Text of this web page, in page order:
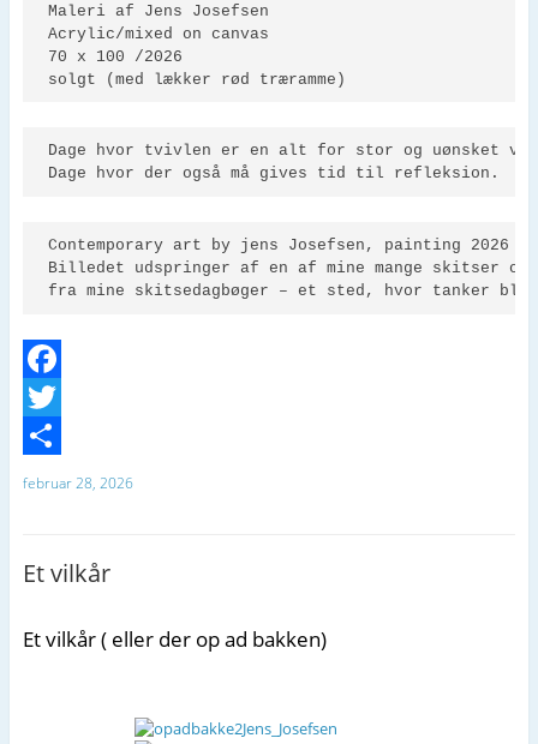
Maleri af Jens Josefsen
Acrylic/mixed on canvas
70 x 100 /2026
solgt (med lækker rød træramme)
Dage hvor tvivlen er en alt for stor og uønsket
Dage hvor der også må gives tid til refleksion.
Contemporary art by jens Josefsen, painting 2026
Billedet udspringer af en af mine mange skitser og
fra mine skitsedagbøger – et sted, hvor tanker
F
a
c
o
o
T
w
t
e
D
februar 28, 2026
Et vilkår
Et vilkår ( eller der op ad bakken)